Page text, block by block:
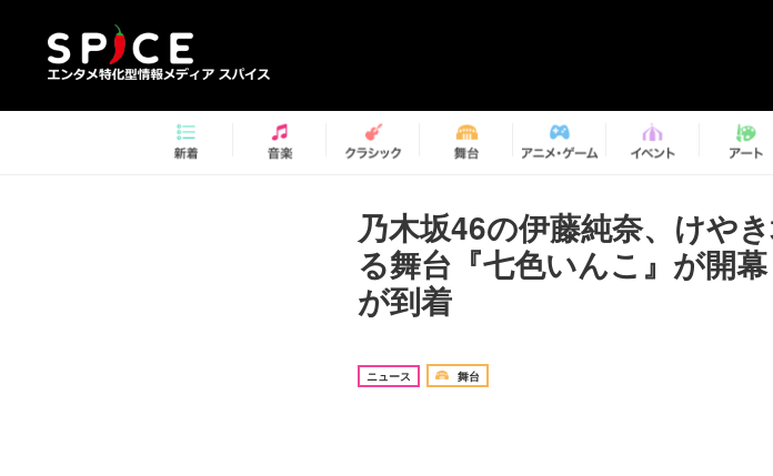
乃木坂46の伊藤純奈、けや
る舞台『七色いんこ』が開
が到着
ニュース 舞台